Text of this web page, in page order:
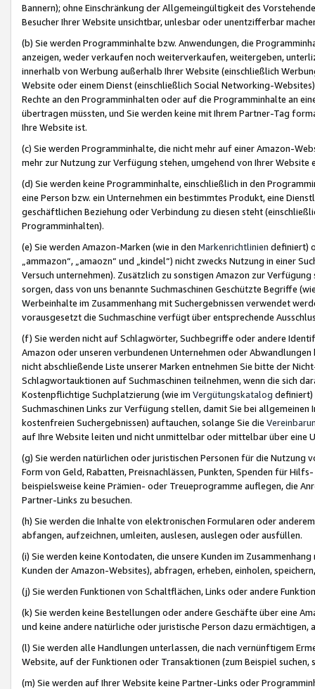
Bannern); ohne Einschränkung der Allgemeingültigkeit des
Besucher Ihrer Website unsichtbar, unlesbar oder unentzifferbar
(b) Sie werden Programminhalte bzw. Anwendungen, die
anzeigen, weder verkaufen noch weiterverkaufen, weitergeben,
innerhalb von Werbung außerhalb Ihrer Website (einschließlich
Website oder einem Dienst (einschließlich Social Networking-
Rechte an den Programminhalten oder auf die Programminhalte an
übertragen müssten, und Sie werden keine mit Ihrem Partner-Tag
Ihre Website ist.
(c) Sie werden Programminhalte, die nicht mehr auf einer Amazon-
mehr zur Nutzung zur Verfügung stehen, umgehend von Ihrer
(d) Sie werden keine Programminhalte, einschließlich in den
eine Person bzw. ein Unternehmen ein bestimmtes Produkt, eine
geschäftlichen Beziehung oder Verbindung zu diesen steht
Programminhalten).
(e) Sie werden Amazon-Marken (wie in den Markenrichtlinien definiert)
„ammazon“, „amaozn“ und „kindel“) nicht zwecks Nutzung in einer
Versuch unternehmen). Zusätzlich zu sonstigen Amazon zur
sorgen, dass von uns benannte Suchmaschinen Geschützte Begriffe
Werbeinhalte im Zusammenhang mit Suchergebnissen verwendet
vorausgesetzt die Suchmaschine verfügt über entsprechende
(f) Sie werden nicht auf Schlagwörter, Suchbegriffe oder andere
Amazon oder unseren verbundenen Unternehmen oder
nicht abschließende Liste unserer Marken entnehmen Sie bitte der
Schlagwortauktionen auf Suchmaschinen teilnehmen, wenn die sich
Kostenpflichtige Suchplatzierung (wie im Vergütungskatalog definiert)
Suchmaschinen Links zur Verfügung stellen, damit Sie bei
kostenfreien Suchergebnissen) auftauchen, solange Sie die
auf Ihre Website leiten und nicht unmittelbar oder mittelbar über eine
(g) Sie werden natürlichen oder juristischen Personen für die Nutzung
Form von Geld, Rabatten, Preisnachlässen, Punkten, Spenden für
beispielsweise keine Prämien- oder Treueprogramme auflegen, die
Partner-Links zu besuchen.
(h) Sie werden die Inhalte von elektronischen Formularen oder
abfangen, aufzeichnen, umleiten, auslesen, auslegen oder ausfüllen.
(i) Sie werden keine Kontodaten, die unsere Kunden im
Kunden der Amazon-Websites), abfragen, erheben, einholen,
(j) Sie werden Funktionen von Schaltflächen, Links oder andere
(k) Sie werden keine Bestellungen oder andere Geschäfte über eine
und keine andere natürliche oder juristische Person dazu
(l) Sie werden alle Handlungen unterlassen, die nach vernünftigem
Website, auf der Funktionen oder Transaktionen (zum Beispiel
(m) Sie werden auf Ihrer Website keine Partner-Links oder